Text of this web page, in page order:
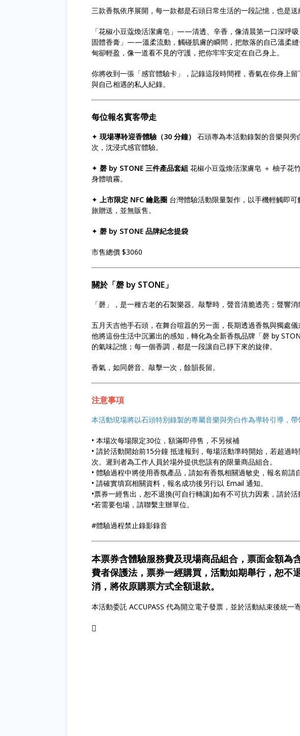
三款香氛依序展開，每一款都是石頭日常生活的一段記憶，也是送
「花椒小豆蔻煥活潔膚皂」——清透、辛香，像清晨第一口深呼
固體香膏」——溫柔流動，觸碰肌膚的瞬間，把散落的自己溫柔
甸卻輕盈，像一道看不見的守護，把你牢牢安定在自己身上。
你將收到一張「感官體驗卡」，記錄這段時間裡，香氣在你身上
與自己相遇的私人紀錄。
每位報名賓客帶走
✦ 現場導聆迎香體驗（30 分鐘）
石頭專為本活動錄製的音樂與
次，沈浸式感官體驗。
✦ 磬 by STONE 三件產品套組 花椒小豆蔻煥活潔膚皂 ＋ 柚子花
身體噴霧。
✦ 上市限定 NFC 鑰匙圈 台灣體驗活動限量製作，以手機輕觸即
旅贈送，並無販售。
✦ 磬 by STONE 品牌紀念提袋
市售總價 $3060
關於「磬 by STONE」
「磬」，是一種古老的石製樂器。敲擊時，聲音清脆透亮；聲響消
五月天吉他手石頭，在舞台喧囂的另一面，長期透過香氛與獨處
他將這份生活中沉澱出的感知，轉化為全新香氛品牌「磬 by
的氣味記憶；每一個香調，都是一段讓自己靜下來的旋律。
香氣，如同磬音。敲擊一次，餘韻長留。
注意事項
本活動現場將以石頭特別錄製的專屬音樂與旁白作為導聆引導，
• 本場次每場限定30位，額滿即停售，不另候補
• 請於活動開始前15分鐘 抵達報到，每場活動準時開始，若超
次。遲到者為工作人員於場外提供您該有的限量商品組合。
• 體驗過程中將使用香氛產品，請如有香氛相關過敏史，報名前請
• 請確實填寫相關資料，報名成功後另行以 Email 通知。
•票券一經售出，恕不退換(可自行轉讓)如有不可抗力因素，請於活
•若需要包場，請聯繫主辦單位。
#體驗過程禁止錄影錄音
本票券含體驗服務費及現場商品組合，票面金額為
費者保護法，票券一經購買，活動如期舉行，恕不
消，將依原購票方式全額退款。
本活動委託 ACCUPASS 代為開立電子發票，並於活動結束後統一
